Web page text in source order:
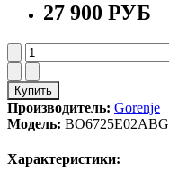
27 900 РУБ
Купить
Производитель: Gorenje
Модель: BO6725E02ABG
Характеристики: